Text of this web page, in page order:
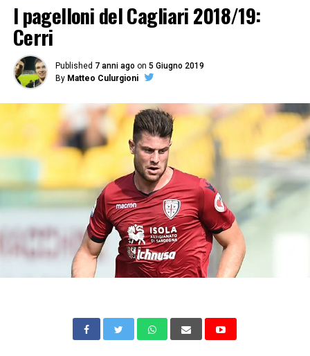
I pagelloni del Cagliari 2018/19:
Cerri
Published 7 anni ago on 5 Giugno 2019
By Matteo Culurgioni